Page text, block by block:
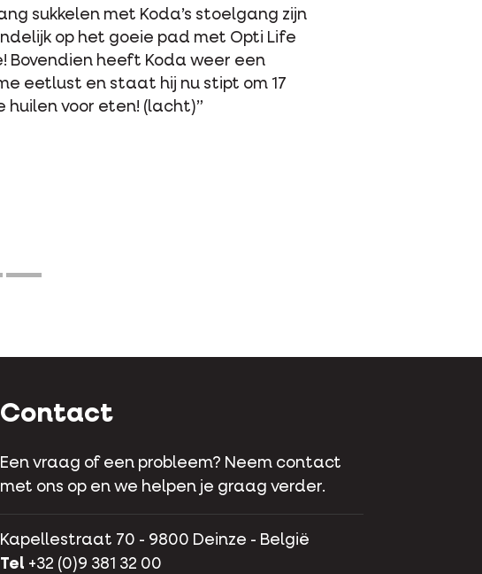
Contact
Een vraag of een probleem? Neem contact
met ons op en we helpen je graag verder.
Kapellestraat 70 - 9800 Deinze - België
Tel +32 (0)9 381 32 00